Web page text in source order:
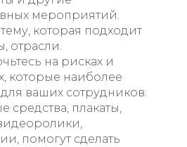
мероприятий.
которая подходит
отрасли.
на рисках и
которые наиболее
ваших сотрудников.
средства, плакаты,
помогут сделать